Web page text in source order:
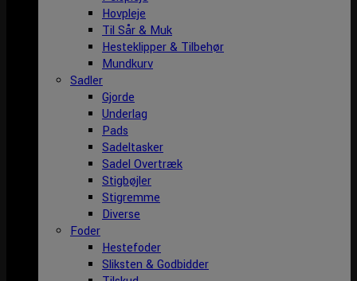
Hovpleje
Til Sår & Muk
Hesteklipper & Tilbehør
Mundkurv
Sadler
Gjorde
Underlag
Pads
Sadeltasker
Sadel Overtræk
Stigbøjler
Stigremme
Diverse
Foder
Hestefoder
Sliksten & Godbidder